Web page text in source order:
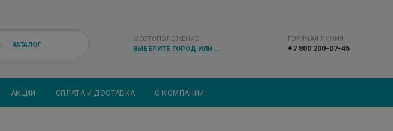
КАТАЛОГ
МЕСТОПОЛОЖЕНИЕ
ВЫБЕРИТЕ ГОРОД ИЛИ НАСЕЛЕННЫЙ ПУНКТ
ГОРЯЧАЯ ЛИНИЯ
+7 800 200-07-45
АКЦИИ ОПЛАТА И ДОСТАВКА О КОМПАНИИ